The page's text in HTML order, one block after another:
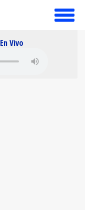
toggle
En Vivo